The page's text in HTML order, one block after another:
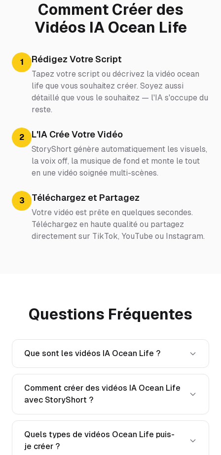
Comment Créer des
Vidéos IA Ocean Life
1 Rédigez Votre Script
Tapez votre script ou décrivez la vidéo ocean
life que vous souhaitez créer. Soyez aussi
détaillé que vous le souhaitez — l'IA s'occupe du
reste.
2 L'IA Crée Votre Vidéo
StoryShort génère automatiquement les visuels,
la voix off, la musique de fond et monte le tout
en une vidéo soignée multi-scènes.
3 Téléchargez et Partagez
Votre vidéo est prête en quelques secondes.
Téléchargez en haute qualité ou partagez
directement sur TikTok, YouTube ou Instagram.
Questions Fréquentes
Que sont les vidéos IA Ocean Life ?
Comment créer des vidéos IA Ocean Life
avec StoryShort ?
Quels types de vidéos Ocean Life puis-
je créer ?